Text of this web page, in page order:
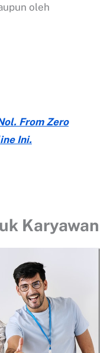
oleh
From Zero
Ini.
Karyawan